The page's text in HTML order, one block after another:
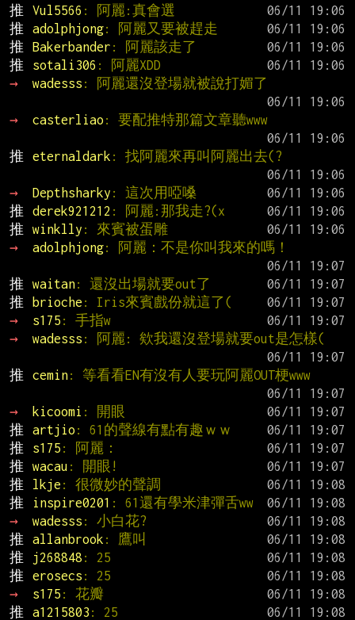
推
Vul5566 : 阿麗:真會選
推
adolphjong: 阿麗又要被趕走
推
Bakerbander : 阿麗該走了
推
sotali306 : 阿麗XDD
→
wadesss : 阿麗還沒登場就被說打媚了
→
casterliao : 要配推特那篇文章聽www
推
eternaldark : 找阿麗來再叫阿麗出去(?
→
Depthsharky : 這次用啞嗓
推
derek921212 : 阿麗:那我走?(x
推
winklly : 來賓被蛋雕
→
adolphjong: 阿麗：不是你叫我來的嗎！
推
waitan: 還沒出場就要out了
推
brioche : Iris來賓戲份就這了(
→
s175 : 手指w
→
wadesss : 阿麗: 欸我還沒登場就要out是怎樣(
推
cemin: 等看看EN有沒有人要玩阿麗OUT梗www
→
kicoomi : 開眼
推
artjio : 61的聲線有點有趣ｗｗ
推
s175 : 阿麗：
推
wacau : 開眼!
推
lkje : 很微妙的聲調
推
inspire0201 : 61還有學米津彈舌ww
→
wadesss : 小白花?
推
allanbrook : 鷹叫
推
j268848 : 25
推
erosecs : 25
→
s175 : 花瓣
推
a1215803 : 25